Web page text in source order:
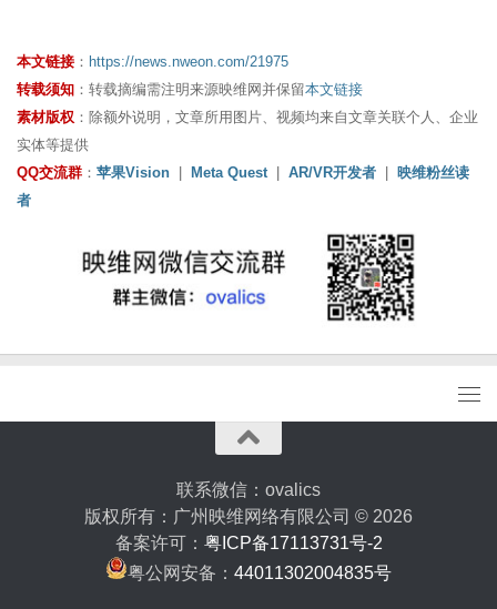
本文链接 ： https://news.nweon.com/21975
转载须知 ：转载摘编需注明来源映维网并保留本文链接
素材版权 ：除额外说明，文章所用图片、视频均来自文章关联个人、企业
实体等提供
QQ交流群 ： 苹果Vision Meta Quest AR/VR开发者
映维粉丝读
者
联系微信：ovalics
版权所有：广州映维网络有限公司 © 2026
备案许可： 粤ICP备17113731号-2
粤公网安备： 44011302004835号